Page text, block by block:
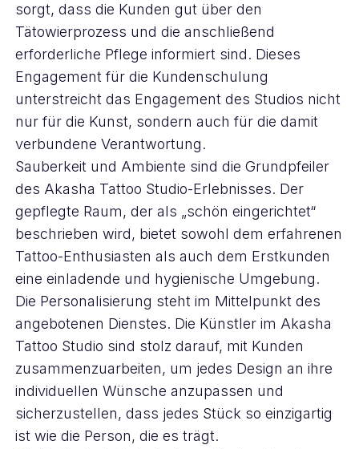
sorgt, dass die Kunden gut über den
Tätowierprozess und die anschließend
erforderliche Pflege informiert sind. Dieses
Engagement für die Kundenschulung
unterstreicht das Engagement des Studios nicht
nur für die Kunst, sondern auch für die damit
verbundene Verantwortung.
Sauberkeit und Ambiente sind die Grundpfeiler
des Akasha Tattoo Studio-Erlebnisses. Der
gepflegte Raum, der als „schön eingerichtet“
beschrieben wird, bietet sowohl dem erfahrenen
Tattoo-Enthusiasten als auch dem Erstkunden
eine einladende und hygienische Umgebung.
Die Personalisierung steht im Mittelpunkt des
angebotenen Dienstes. Die Künstler im Akasha
Tattoo Studio sind stolz darauf, mit Kunden
zusammenzuarbeiten, um jedes Design an ihre
individuellen Wünsche anzupassen und
sicherzustellen, dass jedes Stück so einzigartig
ist wie die Person, die es trägt.